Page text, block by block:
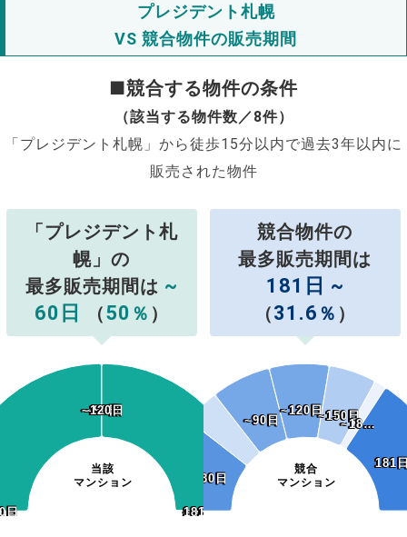
プレジデント札幌
VS 競合物件の販売期間
■競合する物件の条件
（該当する物件数／8件）
「プレジデント札幌」から徒歩15分以内で過去3年以内に
販売された物件
「プレジデント札
幌」の
最多販売期間は ~
60日
（50 ％ ）
当該
マンション
日
日
~90日
~90日
~120日
~120日
~180日
~180日
181日~
181日~
競合物件の
最多販売期間は
181日 ~
（31.6 ％ ）
競合
マンション
~30日
~30日
~90日
~90日
~120日
~120日~150日
~150日
~18…
~18…
181
181